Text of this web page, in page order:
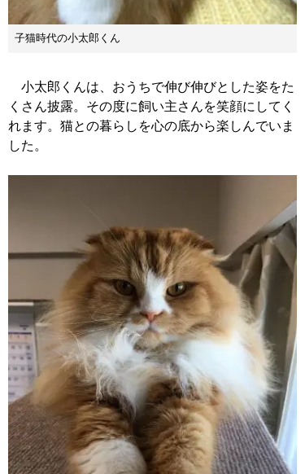
子猫時代の小太郎くん
小太郎くんは、おうちで伸び伸びとした姿をた
くさん披露。その度に飼い主さんを笑顔にしてく
れます。猫との暮らしを心の底から楽しんでいま
した。